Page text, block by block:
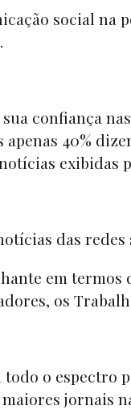
social
.
confiança
40%
exibidas
das redes
em termos
os
o espectro
jornais